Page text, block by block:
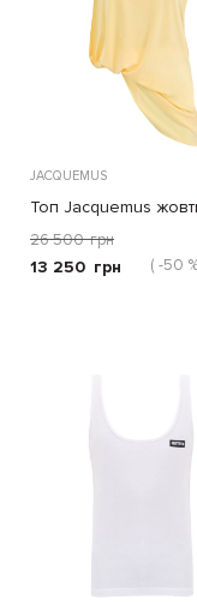
JACQUEMUS
Топ Jacquemus
26 500 грн
13 250 грн ( -50